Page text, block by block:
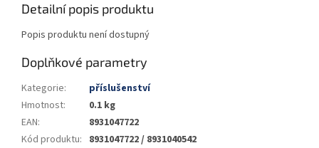
Detailní popis produktu
Popis produktu není dostupný
Doplňkové parametry
Kategorie:
příslušenství
Hmotnost:
0.1 kg
EAN:
8931047722
Kód produktu: 8931047722 / 8931040542